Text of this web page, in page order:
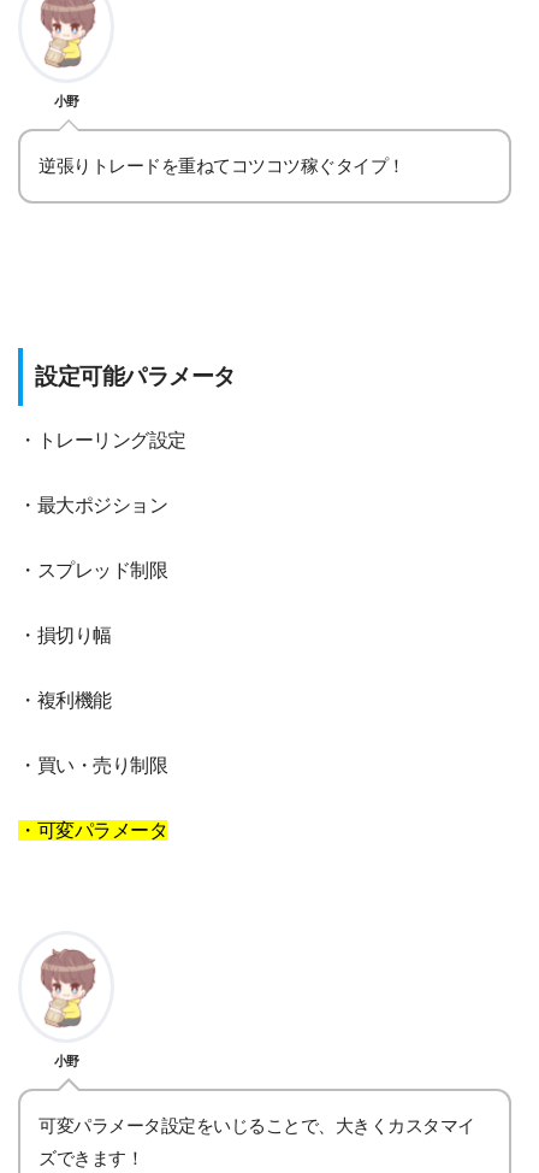
小野
逆張りトレードを重ねてコツコツ稼ぐタイプ！
設定可能パラメータ
・トレーリング設定
・最大ポジション
・スプレッド制限
・損切り幅
・複利機能
・買い・売り制限
・可変パラメータ
小野
可変パラメータ設定をいじることで、大きくカスタマイ
ズできます！